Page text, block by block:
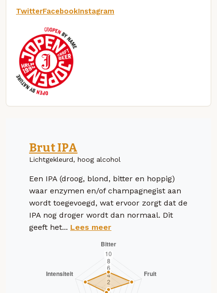
TwitterFacebookInstagram
Brut IPA
Lichtgekleurd, hoog alcohol
Een IPA (droog, blond, bitter en hoppig)
waar enzymen en/of champagnegist aan
wordt toegevoegd, wat ervoor zorgt dat de
IPA nog droger wordt dan normaal. Dit
geeft het... Lees meer